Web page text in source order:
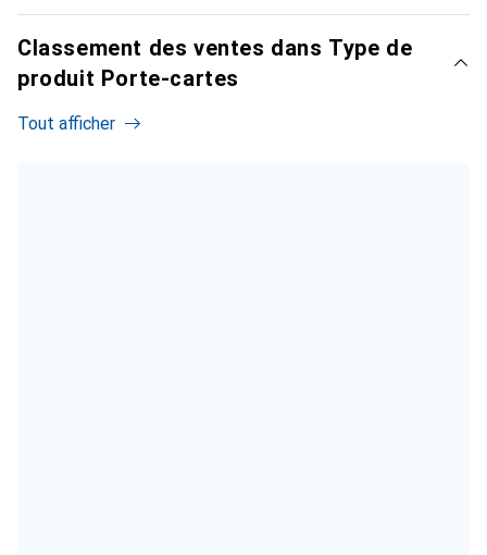
Classement des ventes dans Type de
produit Porte-cartes
Tout afficher